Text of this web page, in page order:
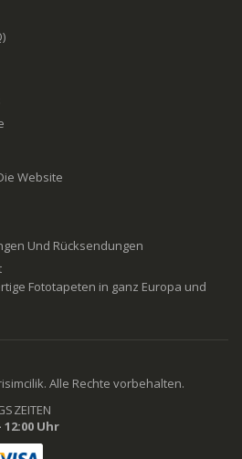
Website
Und Rücksendungen
Fototapeten in ganz Europa und
Alle Rechte vorbehalten.
Uhr